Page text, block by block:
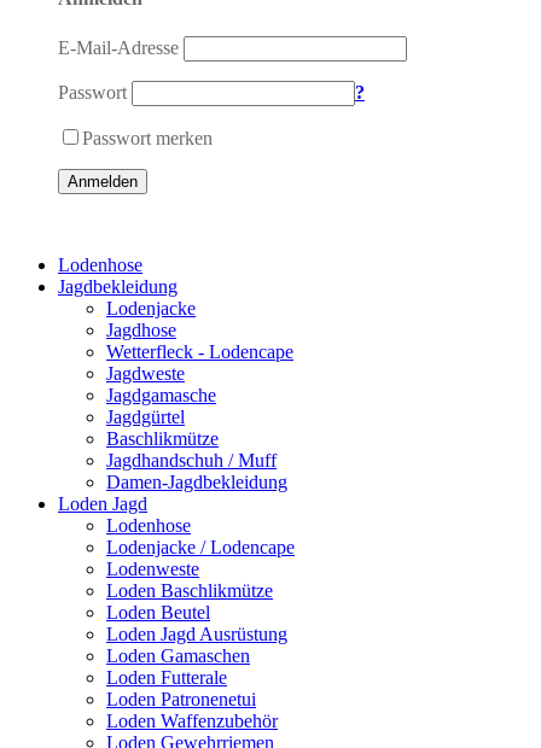
E-Mail-Adresse
Passwort ?
Passwort merken
Anmelden
Lodenhose
Jagdbekleidung
Lodenjacke
Jagdhose
Wetterfleck - Lodencape
Jagdweste
Jagdgamasche
Jagdgürtel
Baschlikmütze
Jagdhandschuh / Muff
Damen-Jagdbekleidung
Loden Jagd
Lodenhose
Lodenjacke / Lodencape
Lodenweste
Loden Baschlikmütze
Loden Beutel
Loden Jagd Ausrüstung
Loden Gamaschen
Loden Futterale
Loden Patronenetui
Loden Waffenzubehör
Loden Gewehrriemen